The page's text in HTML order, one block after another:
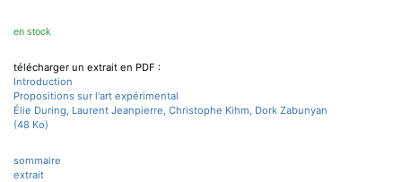
en stock
télécharger un extrait en PDF :
Introduction
Propositions sur l'art expérimental
Élie During, Laurent Jeanpierre, Christophe Kihm, Dork Zabunyan
(48 Ko)
sommaire
extrait